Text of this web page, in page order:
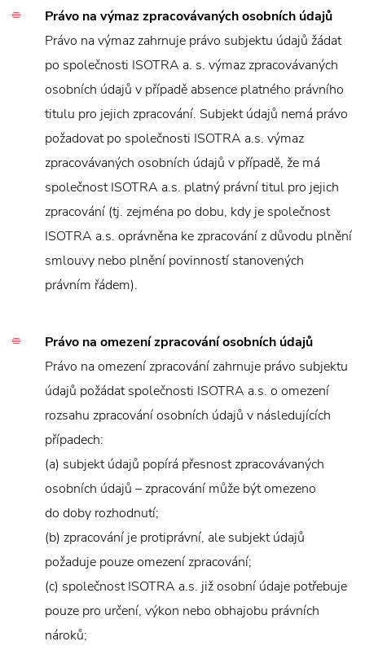
Právo na výmaz zpracovávaných osobních údajů
Právo na výmaz zahrnuje právo subjektu údajů žádat
po společnosti ISOTRA a. s. výmaz zpracovávaných
osobních údajů v případě absence platného právního
titulu pro jejich zpracování. Subjekt údajů nemá právo
požadovat po společnosti ISOTRA a.s. výmaz
zpracovávaných osobních údajů v případě, že má
společnost ISOTRA a.s. platný právní titul pro jejich
zpracování (tj. zejména po dobu, kdy je společnost
ISOTRA a.s. oprávněna ke zpracování z důvodu plnění
smlouvy nebo plnění povinností stanovených
právním řádem).
Právo na omezení zpracování osobních údajů
Právo na omezení zpracování zahrnuje právo subjektu
údajů požádat společnosti ISOTRA a.s. o omezení
rozsahu zpracování osobních údajů v následujících
případech:
(a) subjekt údajů popírá přesnost zpracovávaných
osobních údajů – zpracování může být omezeno
do doby rozhodnutí;
(b) zpracování je protiprávní, ale subjekt údajů
požaduje pouze omezení zpracování;
(c) společnost ISOTRA a.s. již osobní údaje potřebuje
pouze pro určení, výkon nebo obhajobu právních
nároků;